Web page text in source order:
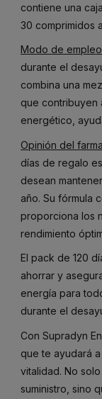
contiene una
30 comprimidos
Modo de empleo
durante el
combina una
que contribuyen
energético,
Opinión del
días de regalo
desean
año. Su fórmula
proporciona los
rendimiento
El pack de 120
ahorrar y
energía para
durante el
Con Supradyn
que te ayudará
vitalidad. No
suministro, sino